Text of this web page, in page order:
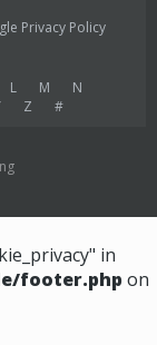
Privacy Policy
L M
N
Z #
in
footer.php on